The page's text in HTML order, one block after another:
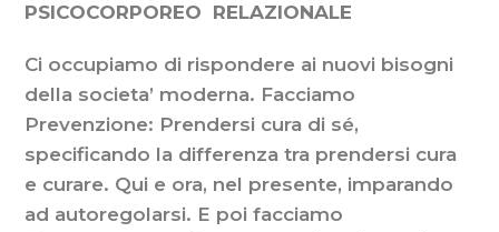
PSICOCORPOREO RELAZIONALE
Ci occupiamo di rispondere ai nuovi bisogni
della societa’ moderna. Facciamo
Prevenzione: Prendersi cura di sé,
specificando la differenza tra prendersi cura
e curare. Qui e ora, nel presente, imparando
ad autoregolarsi. E poi facciamo